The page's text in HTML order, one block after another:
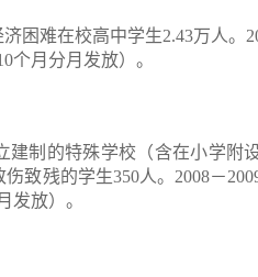
困难在校高中学生2.43万人。
个月分月发放）。
建制的特殊学校（含在小学附
致残的学生350人。2008－
发放）。